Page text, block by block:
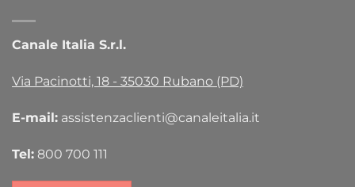
Canale Italia S.r.l.
Via Pacinotti, 18 - 35030 Rubano (PD)
E-mail: assistenzaclienti@canaleitalia.it
Tel: 800 700 111